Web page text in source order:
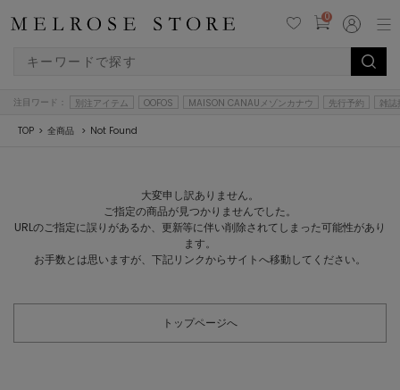
0
注目ワード： 別注アイテム OOFOS MAISON CANAUメゾンカナウ 先行予約 雑誌
TOP 全商品 Not Found
大変申し訳ありません。
ご指定の商品が見つかりませんでした。
URLのご指定に誤りがあるか、更新等に伴い削除されてしまった可能性があり
ます。
お手数とは思いますが、下記リンクからサイトへ移動してください。
トップページへ